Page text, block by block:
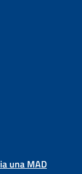
una MAD